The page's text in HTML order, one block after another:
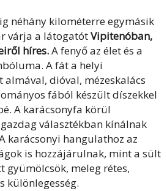
néhány kilométerre egymásik
várja a látogatótVipitenóban,
híres.A fenyő az élet és a
A fát a helyi
almával, dióval, mézeskalács
fából készült díszekkel
A karácsonyfa körül
választékban kínálnak
karácsonyi hangulathoz az
is hozzájárulnak, mint a sült
meleg rétes,
különlegesség.